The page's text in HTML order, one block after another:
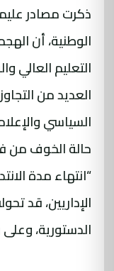
ذكرت مصادر
الوطنية، أن
التعليم العالي
العديد من
السياسي
حالة الخوف من
“انتهاء مدة
الإداريين، قد
الدستورية،